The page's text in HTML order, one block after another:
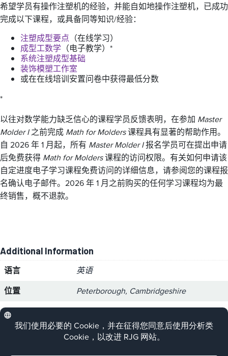
希望学员有操作注塑机的经验，并能自如地操作注塑机，已成功
完成以下课程，或具备同等知识/经验：
注塑成型要点 （在线学习）
成型工数学 （电子教学）*
系统注塑成型基础
装饰模塑工作室
或在在线培训安置问卷中获得最低分数
*
以往对数学能力缺乏信心的课程学员反馈表明，在参加 Master
Molder I之前完成 Math for Molders课程具有显著的帮助作用。
自 2026 年 1 月起，所有 Master Molder I报名学员可在提出申请
后免费获得 Math for Molders课程的访问权限。有关如何申请该
自定进度电子学习课程免费访问的详细信息，请参阅您的课程报
名确认电子邮件。2026 年 1 月之前购买的任何学习课程均为最
终销售，概不退款。
Additional Information
语言
英语
位置
Peterborough, Cambridgeshire
Dates
August 11, 2025 – August 22, 2025
Please click on the purple button below to